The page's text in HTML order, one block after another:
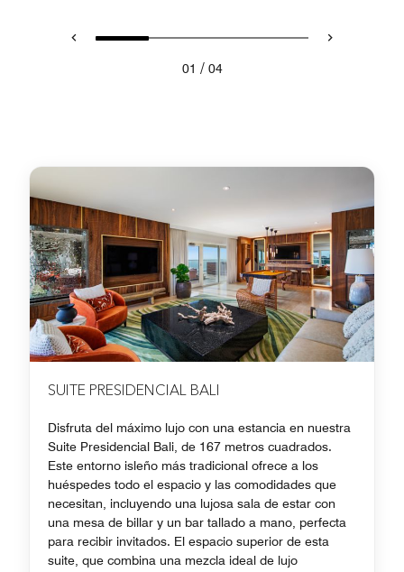
01 / 04
SUITE PRESIDENCIAL BALI
Disfruta del máximo lujo con una estancia en nuestra
Suite Presidencial Bali, de 167 metros cuadrados.
Este entorno isleño más tradicional ofrece a los
huéspedes todo el espacio y las comodidades que
necesitan, incluyendo una lujosa sala de estar con
una mesa de billar y un bar tallado a mano, perfecta
para recibir invitados. El espacio superior de esta
suite, que combina una mezcla ideal de lujo